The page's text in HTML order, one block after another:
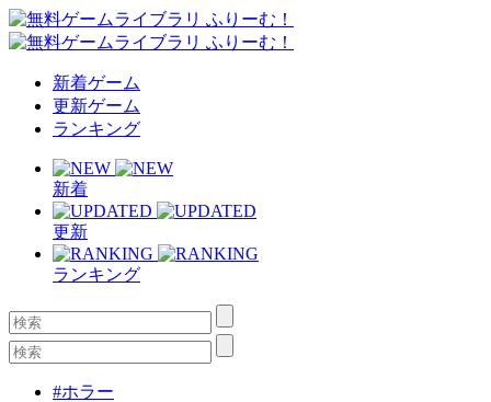
新着ゲーム
更新ゲーム
ランキング
新着
更新
ランキング
#ホラー